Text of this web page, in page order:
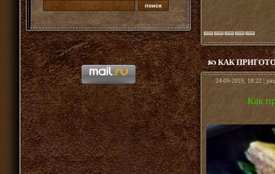
КАК
24-09-2019, 18:22 |
Как